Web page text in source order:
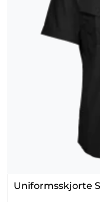
Uniformsskjorte